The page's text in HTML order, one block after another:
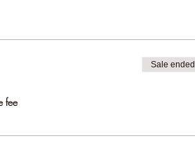
fee
Sale ended